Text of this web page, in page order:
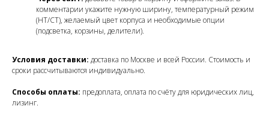
комментарии укажите нужную ширину, температурный режим
(НТ/СТ), желаемый цвет корпуса и необходимые опции
(подсветка, корзины, делители).
Условия доставки: доставка по Москве и всей России. Стоимость и
сроки рассчитываются индивидуально.
Способы оплаты: предоплата, оплата по счёту для юридических лиц,
лизинг.